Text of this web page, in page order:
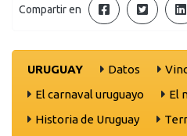
Compartir en
URUGUAY Datos
El carnaval uruguayo
El
Historia de Uruguay